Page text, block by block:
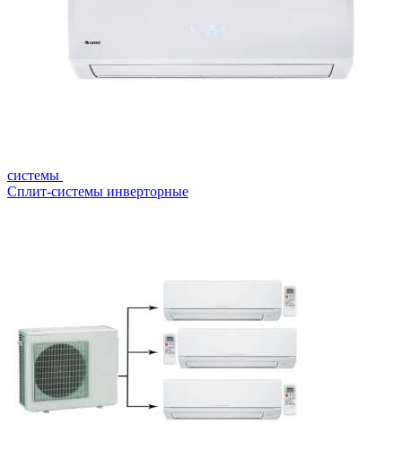
системы
Сплит-системы инверторные